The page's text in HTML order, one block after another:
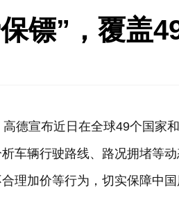
镖”，覆盖
德宣布近日在全球49个国家
车辆行驶路线、路况拥堵等
理加价等行为，切实保障中